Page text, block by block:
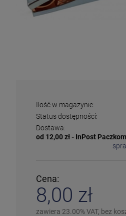
Ilość w magazynie:
Status dostępności:
Duża ilość– dostępny w dużej
Średnia ilość– poniżej 20 sztuk
– ostatni w
Wycofany
Więcej informacji na temat
Dostawa:
od 12,00 zł- InPost
Cena nie zawiera ewentualnych
Cena:
8,00 zł
zawiera 23.00% VAT, bez